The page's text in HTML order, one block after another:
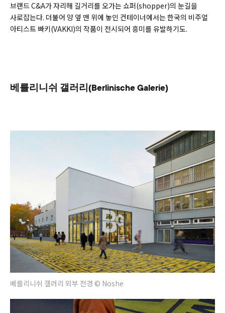
브랜드 C&A가 자리해 길거리를 오가는 쇼퍼(shopper)의 눈길을
사로잡는다. 더불어 양 옆 맨 위에 놓인 컨테이너에서는 한국의 비주얼
아티스트 빠키(VAKKI)의 작품이 전시되어 흥미를 유발하기도.
베를리니쉬 갤러리(Berlinische Galerie)
베를리니쉬 갤러리 외부 전경 © Noshe